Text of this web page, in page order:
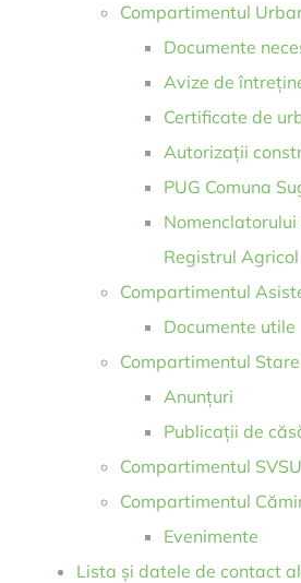
Compartimentul
Documente
Avize de
Certificate de
Autorizații
PUG Comuna
Registrul Agricol
Compartimentul
Documente utile
Compartimentul
Anunțuri
Publicații de
Compartimentul SVSU
Compartimentul
Evenimente
Lista și datele de contact